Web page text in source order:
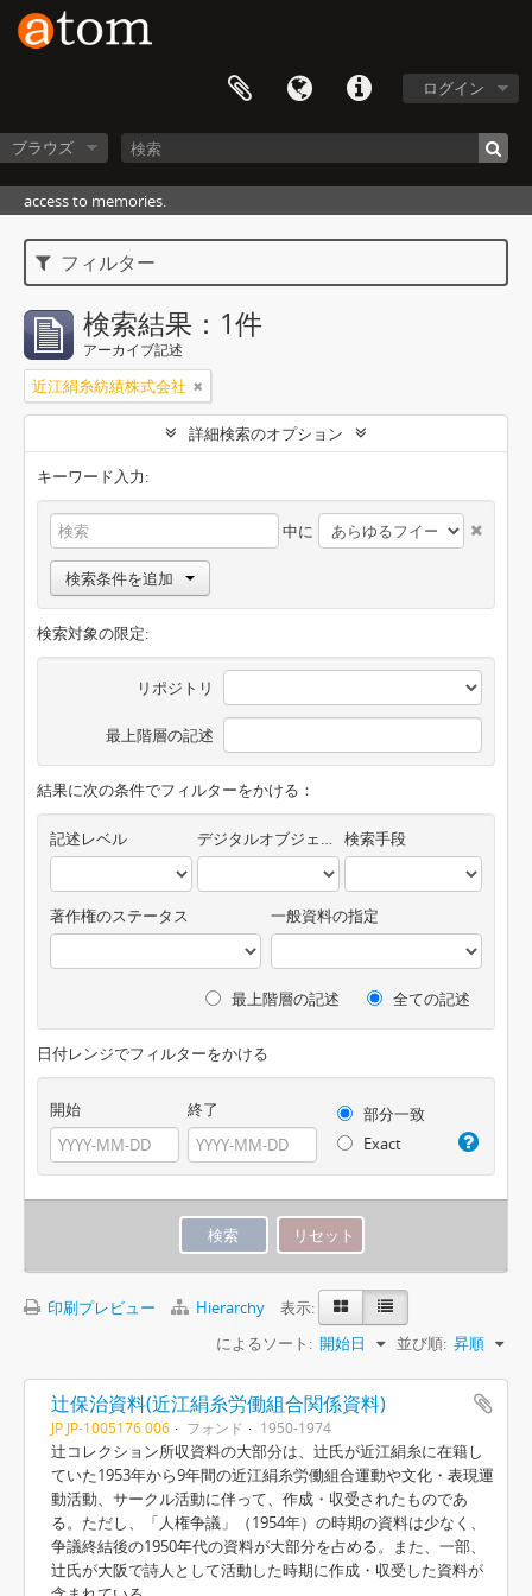
ログイン
ブラウズ
access to memories.
フィルター
検索結果：1件
アーカイブ記述
近江絹糸紡績株式会社
詳細検索のオプション
キーワード入力:
中に
検索条件を追加
検索対象の限定:
リポジトリ
最上階層の記述
結果に次の条件でフィルターをかける：
記述レベル デジタルオブジェクトの有無 検索手段
著作権のステータス 一般資料の指定
最上階層の記述 全ての記述
日付レンジでフィルターをかける
開始 終了
部分一致
Exact
印刷プレビュー Hierarchy
表示:
によるソート: 開始日 並び順: 昇順
辻保治資料(近江絹糸労働組合関係資料)
JP JP-1005176 006 フォンド 1950-1974
辻コレクション所収資料の大部分は、辻氏が近江絹糸に在籍し
ていた1953年から9年間の近江絹糸労働組合運動や文化・表現運
動活動、サークル活動に伴って、作成・収受されたものであ
る。ただし、「人権争議」（1954年）の時期の資料は少なく、
争議終結後の1950年代の資料が大部分を占める。また、一部、
辻氏が大阪で詩人として活動した時期に作成・収受した資料が